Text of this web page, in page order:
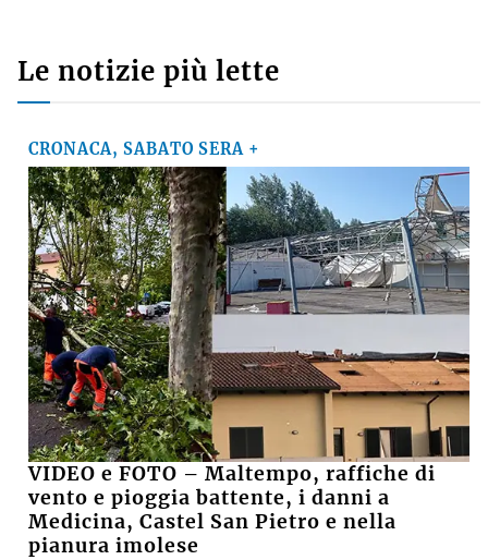
Le notizie più lette
CRONACA, SABATO SERA +
VIDEO e FOTO – Maltempo, raffiche di
vento e pioggia battente, i danni a
Medicina, Castel San Pietro e nella
pianura imolese